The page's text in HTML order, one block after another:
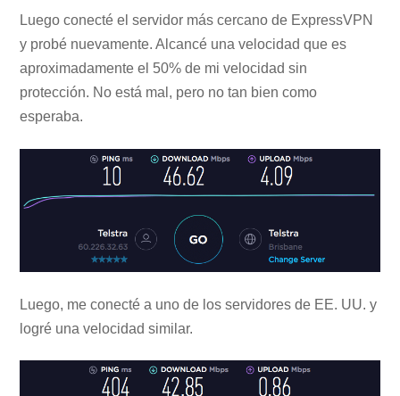
Luego conecté el servidor más cercano de ExpressVPN
y probé nuevamente. Alcancé una velocidad que es
aproximadamente el 50% de mi velocidad sin
protección. No está mal, pero no tan bien como
esperaba.
Luego, me conecté a uno de los servidores de EE. UU. y
logré una velocidad similar.